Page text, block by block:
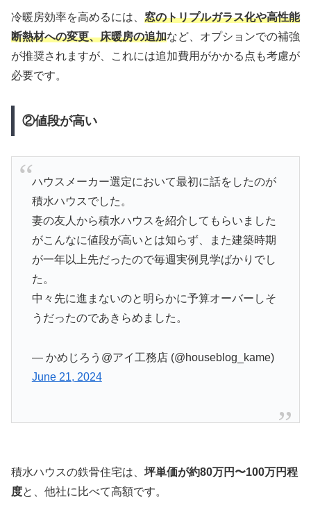
冷暖房効率を高めるには、 窓のトリプルガラス化や高性能
断熱材への変更、床暖房の追加など、オプションでの補強
が推奨されますが、これには追加費用がかかる点も考慮が
必要です。
②値段が高い
ハウスメーカー選定において最初に話をしたのが
積水ハウスでした。
妻の友人から積水ハウスを紹介してもらいました
がこんなに値段が高いとは知らず、また建築時期
が一年以上先だったので毎週実例見学ばかりでし
た。
中々先に進まないのと明らかに予算オーバーしそ
うだったのであきらめました。
— かめじろう@アイ工務店 (@houseblog_kame)
June 21, 2024
積水ハウスの鉄骨住宅は、 坪単価が約80万円〜100万円程
度と、他社に比べて高額です。